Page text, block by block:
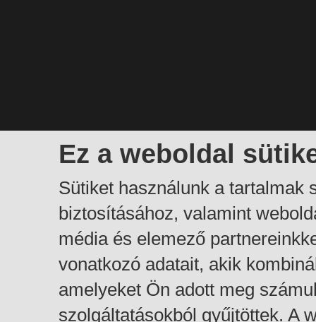
Ez a weboldal
Sütiket használunk a tartalmak
biztosításához, valamint
média és elemező
vonatkozó adatait, akik
amelyeket Ön adott meg
szolgáltatásokból gyűjtöttek. A